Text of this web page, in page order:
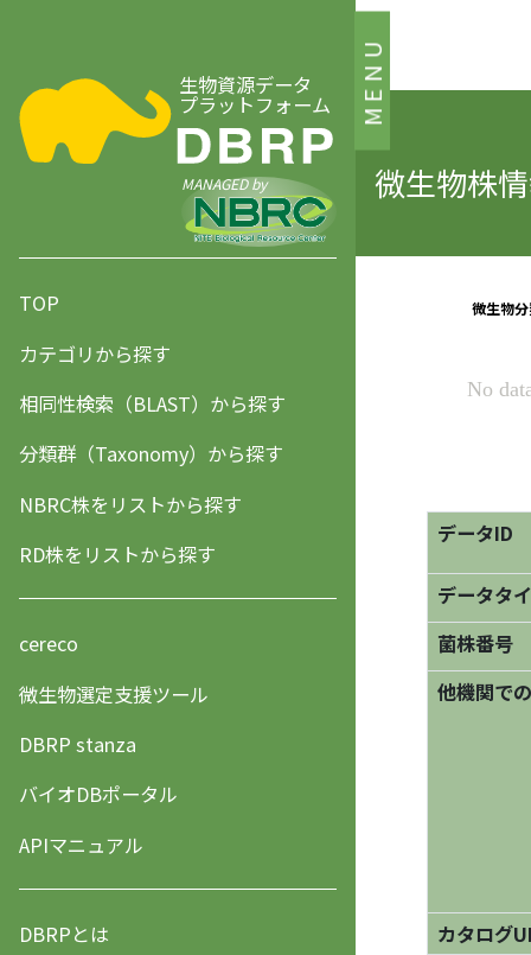
MENU
生物資源データ
プラットフォーム
MANAGED by
TOP
カテゴリから探す
相同性検索（BLAST）から探す
分類群（Taxonomy）から探す
NBRC株をリストから探す
RD株をリストから探す
cereco
微生物選定支援ツール
DBRP stanza
バイオDBポータル
APIマニュアル
DBRPとは
微生物株
データID
データタ
菌株番号
他機関で
カタログ